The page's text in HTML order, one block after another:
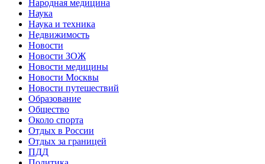
Народная медицина
Наука
Наука и техника
Недвижимость
Новости
Новости ЗОЖ
Новости медицины
Новости Москвы
Новости путешествий
Образование
Общество
Около спорта
Отдых в России
Отдых за границей
ПДД